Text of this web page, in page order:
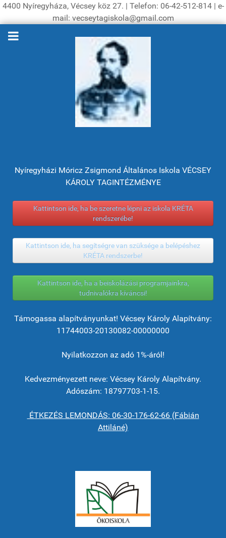
4400 Nyíregyháza, Vécsey köz 27. | Telefon: 06-42-512-814 | e-
mail: vecseytagiskola@gmail.com
Nyíregyházi Móricz Zsigmond Általános Iskola VÉCSEY
KÁROLY TAGINTÉZMÉNYE
Kattintson ide, ha be szeretne lépni az iskola KRÉTA
rendszerébe!
Kattintson ide, ha segítségre van szüksége a belépéshez
KRÉTA rendszerbe!
Kattintson ide, ha a beiskolázási programjainkra,
tudnivalókra kíváncsi!
Támogassa alapítványunkat! Vécsey Károly Alapítvány:
11744003-20130082-00000000
Nyilatkozzon az adó 1%-áról!
Kedvezményezett neve: Vécsey Károly Alapítvány.
Adószám: 18797703-1-15.
ÉTKEZÉS LEMONDÁS: 06-30-176-62-66 (Fábián
Attiláné)